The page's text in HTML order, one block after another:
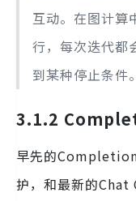
互动。在图计算
行，每次迭代都
到某种停止条件。
3.1.2
早先的
护，和最新的